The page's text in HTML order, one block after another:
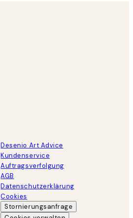
Desenio Art Advice
Kundenservice
Auftragsverfolgung
AGB
Datenschutzerklärung
Cookies
Stornierungsanfrage